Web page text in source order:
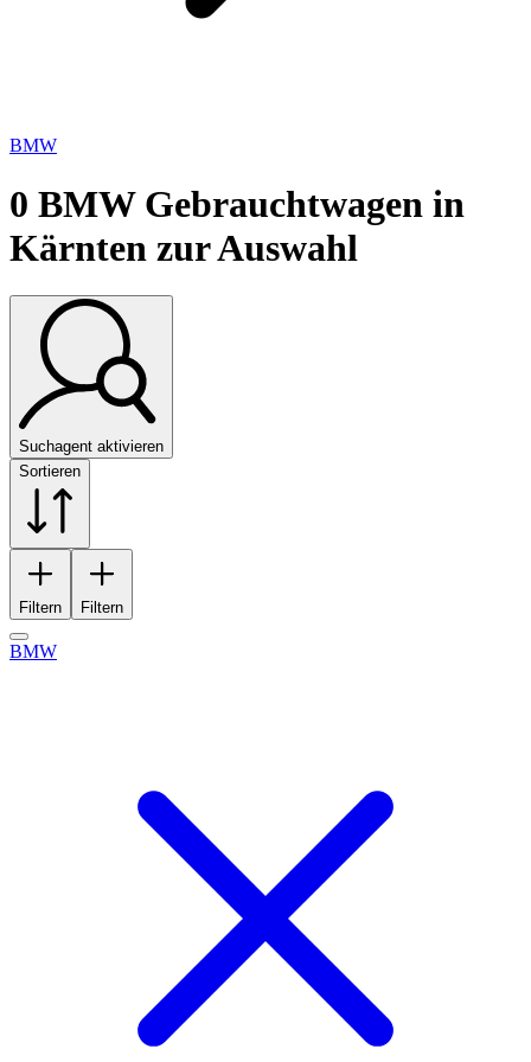
BMW
0 BMW Gebrauchtwagen in
Kärnten zur Auswahl
Suchagent aktivieren
Sortieren
Filtern Filtern
BMW